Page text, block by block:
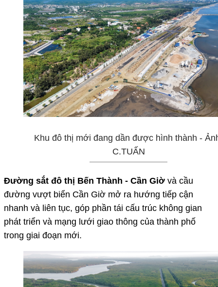
Khu đô thị mới đang dần được hình thành -
C.TUẤN
Đường sắt đô thị Bến Thành - Cần Giờ và cầu
đường vượt biển Cần Giờ mở ra hướng tiếp cận
nhanh và liên tục, góp phần tái cấu trúc không gian
phát triển và mạng lưới giao thông của thành phố
trong giai đoạn mới.